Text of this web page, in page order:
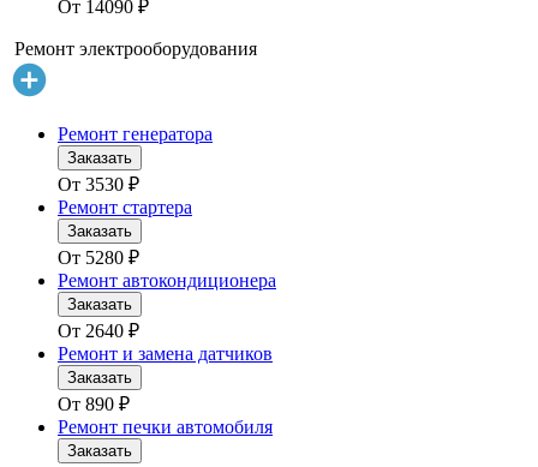
От 14090 ₽
Ремонт электрооборудования
Ремонт генератора
Заказать
От 3530 ₽
Ремонт стартера
Заказать
От 5280 ₽
Ремонт автокондиционера
Заказать
От 2640 ₽
Ремонт и замена датчиков
Заказать
От 890 ₽
Ремонт печки автомобиля
Заказать